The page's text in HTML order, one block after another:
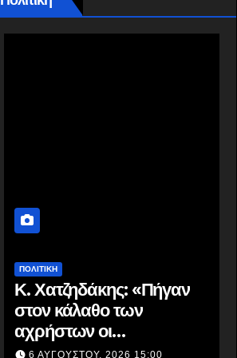
ΠΟΛΙΤΙΚΗ
Κ. Χατζηδάκης: «Πήγαν
στον κάλαθο των
αχρήστων οι
αμφισβητήσεις για το
6 ΑΥΓΟΎΣΤΟΥ, 2026 15:00